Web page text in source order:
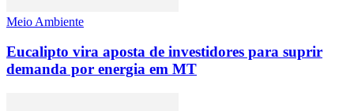
Meio Ambiente
Eucalipto vira aposta de investidores para suprir
demanda por energia em MT